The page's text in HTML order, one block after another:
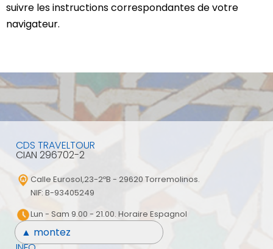
▲ montez
suivre les instructions correspondantes de votre
navigateur.
CDS TRAVELTOUR
CIAN 296702-2
Calle Eurosol,23-2ºB - 29620 Torremolinos.
NIF: B-93405249
Lun - Sam 9.00 - 21.00. Horaire Espagnol